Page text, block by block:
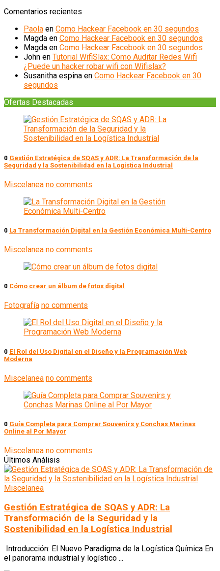
Comentarios recientes
Paola en Como Hackear Facebook en 30 segundos
Magda en Como Hackear Facebook en 30 segundos
Magda en Como Hackear Facebook en 30 segundos
John en Tutorial WifiSlax: Como Auditar Redes Wifi
¿Puede un hacker robar wifi con Wifislax?
Susanitha espina en Como Hackear Facebook en 30
segundos
Ofertas Destacadas
0 Gestión Estratégica de SQAS y ADR: La Transformación de la
Seguridad y la Sostenibilidad en la Logística Industrial
Miscelanea no comments
0 La Transformación Digital en la Gestión Económica Multi-Centro
Miscelanea no comments
0 Cómo crear un álbum de fotos digital
Fotografía no comments
0 El Rol del Uso Digital en el Diseño y la Programación Web
Moderna
Miscelanea no comments
0 Guía Completa para Comprar Souvenirs y Conchas Marinas
Online al Por Mayor
Miscelanea no comments
Últimos Análisis
Miscelanea
Gestión Estratégica de SQAS y ADR: La
Transformación de la Seguridad y la
Sostenibilidad en la Logística Industrial
Introducción: El Nuevo Paradigma de la Logística Química En
el panorama industrial y logístico ...